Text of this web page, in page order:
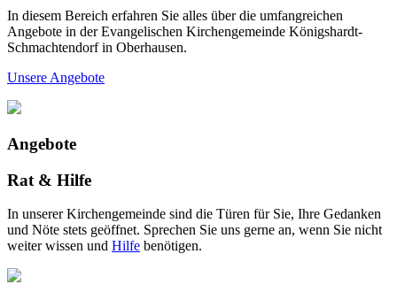
In diesem Bereich erfahren Sie alles über die umfangreichen
Angebote in der Evangelischen Kirchengemeinde Königshardt-
Schmachtendorf in Oberhausen.
Unsere Angebote
Angebote
Rat & Hilfe
In unserer Kirchengemeinde sind die Türen für Sie, Ihre Gedanken
und Nöte stets geöffnet. Sprechen Sie uns gerne an, wenn Sie nicht
weiter wissen und Hilfe benötigen.